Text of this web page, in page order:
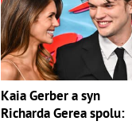
Kaia Gerber a syn
Richarda Gerea spolu: